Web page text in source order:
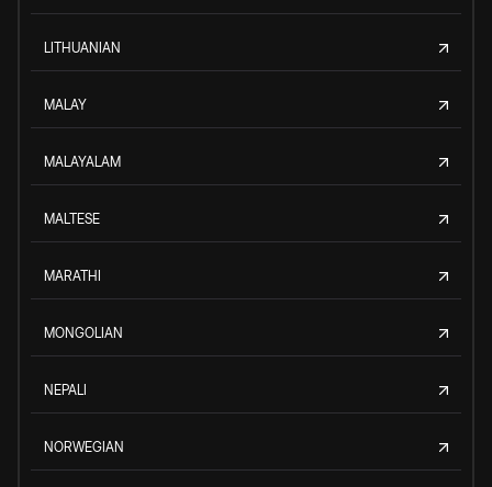
LITHUANIAN
MALAY
MALAYALAM
MALTESE
MARATHI
MONGOLIAN
NEPALI
NORWEGIAN